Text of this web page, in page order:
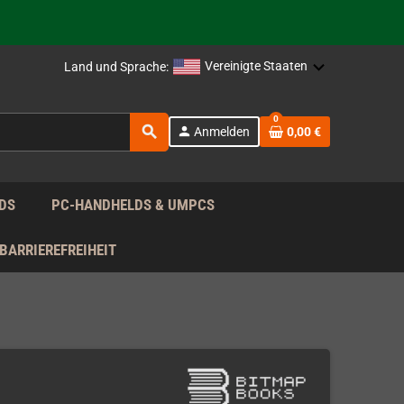
Land und Sprache: Vereinigte Staaten
search person Anmelden
0
0,00 €
PC-HANDHELDS & UMPCS
BARRIEREFREIHEIT